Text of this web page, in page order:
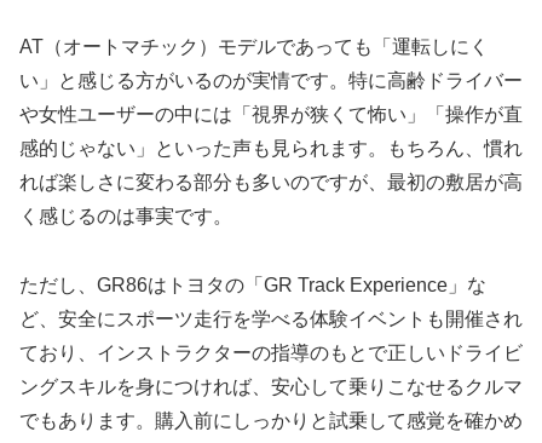
AT（オートマチック）モデルであっても「運転しにく
い」と感じる方がいるのが実情です。特に高齢ドライバー
や女性ユーザーの中には「視界が狭くて怖い」「操作が直
感的じゃない」といった声も見られます。もちろん、慣れ
れば楽しさに変わる部分も多いのですが、最初の敷居が高
く感じるのは事実です。
ただし、GR86はトヨタの「GR Track Experience」な
ど、安全にスポーツ走行を学べる体験イベントも開催され
ており、インストラクターの指導のもとで正しいドライビ
ングスキルを身につければ、安心して乗りこなせるクルマ
でもあります。購入前にしっかりと試乗して感覚を確かめ